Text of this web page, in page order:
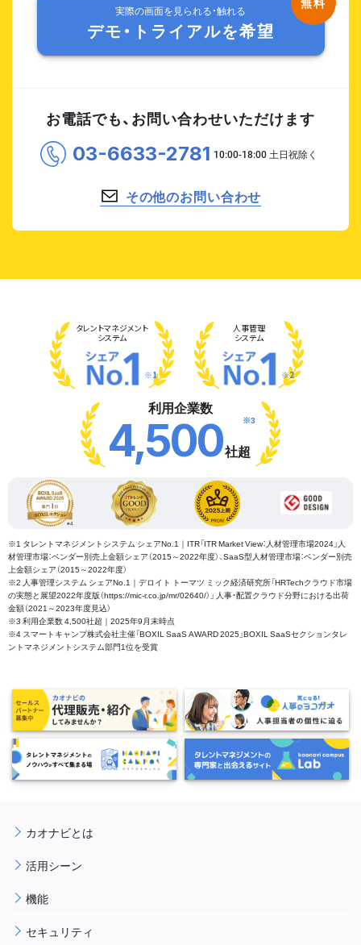
実際の画面を見られる・触れる
デモ・トライアルを希望
お電話でも、お問い合わせいただけます
03-6633-2781
その他のお問い合わせ
タレントマネジメント
システム
※1
人事管理
システム
※2
利用企業数
4,500社超
※3
※1 タレントマネジメントシステム シェアNo.1｜ITR「ITR Market View：人材管理市場2024」人
材管理市場：ベンダー別売上金額シェア（2015～2022年度）、SaaS型人材管理市場：ベンダー別売
上金額シェア（2015～2022年度）
※2 人事管理システム シェアNo.1｜デロイト トーマツ ミック経済研究所「HRTechクラウド市場
の実態と展望2022年度版（https://mic-r.co.jp/mr/02640/）」 人事・配置クラウド分野における出荷
金額（2021～2023年度見込）
※3 利用企業数 4,500社超｜2025年9月末時点
※4 スマートキャンプ株式会社主催「BOXIL SaaS AWARD 2025」BOXIL SaaSセクションタレ
ントマネジメントシステム部門1位を受賞
カオナビとは
活用シーン
機能
セキュリティ